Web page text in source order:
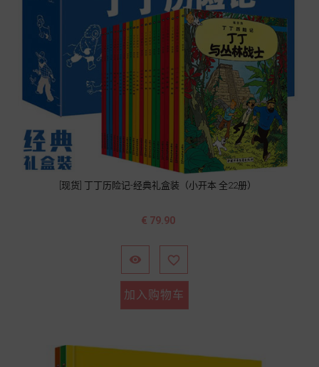
[现货] 丁丁历险记-经典礼盒装（小开本 全22册）
价
€ 79.90
 
加入购物车